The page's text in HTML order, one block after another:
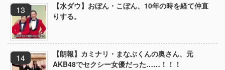
【水ダウ】おぼん・こぼん、10年の時を経て仲直
りする。
【朗報】カミナリ・まなぶくんの奥さん、元
AKB48でセクシー女優だった……！！！